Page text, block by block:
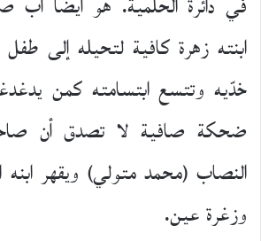
ابنته زهرة كافية لتحيله إلى
خدّيه وتتسع ابتسامته كمن
ضحكة صافية لا تصدق أن
النصاب (محمد متولي) ويقهر ابنه
وزغرة عين.